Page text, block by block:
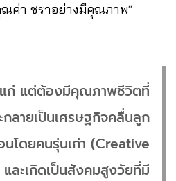
ค่า ชราอย่างมีคุณภาพ”
แก่ แต่ต้องมีคุณภาพชีวิตที่
ลายเป็นเศรษฐกิจคลื่นลูก
นโดยคนรุ่นเก่า (Creative
ละเกิดเป็นสังคมสูงวัยที่มี